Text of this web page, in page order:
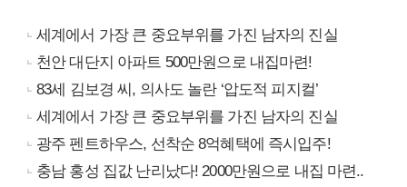
세계에서 가장 큰 중요부위를 가진 남자의 진실
천안 대단지 아파트 500만원으로 내집마련!
83세 김보경 씨, 의사도 놀란 ‘압도적 피지컬’
세계에서 가장 큰 중요부위를 가진 남자의 진실
광주 펜트하우스, 선착순 8억혜택에 즉시입주!
충남 홍성 집값 난리났다! 2000만원으로 내집 마련..